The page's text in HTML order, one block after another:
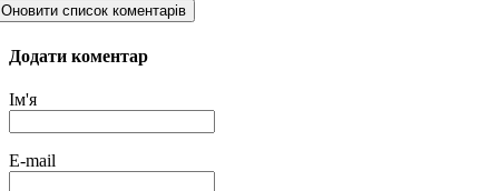
Оновити список коментарів
Додати коментар
Ім'я
E-mail